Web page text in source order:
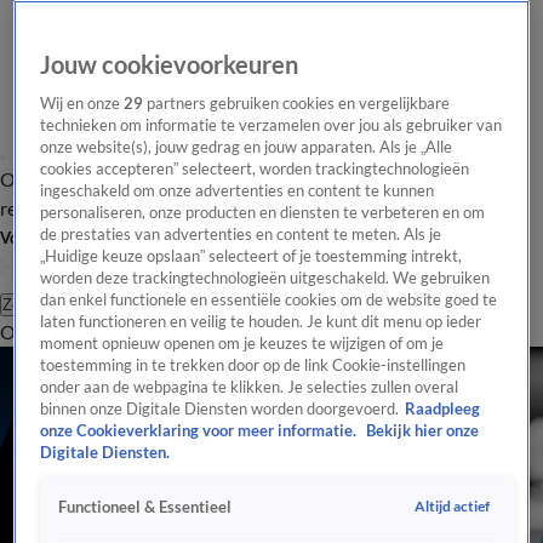
Overzicht Laatste nieuws Regionieuws Het beste van Hart
Tip de
redactie
Volg Hart van Nederland
Zoeken
OverzichtRegioUitzendingenWeerTip de redactiePanelVideo's
Jouw cookievoorkeuren
Wij en onze29 partners gebruiken cookies en vergelijkbare
technieken om informatie te verzamelen over jou als gebruiker van
onze website(s), jouw gedrag en jouw apparaten. Als je „Alle
cookies accepteren” selecteert, worden trackingtechnologieën
ingeschakeld om onze advertenties en content te kunnen
personaliseren, onze producten en diensten te verbeteren en om
de prestaties van advertenties en content te meten. Als je
„Huidige keuze opslaan” selecteert of je toestemming intrekt,
worden deze trackingtechnologieën uitgeschakeld. We gebruiken
dan enkel functionele en essentiële cookies om de website goed te
laten functioneren en veilig te houden. Je kunt dit menu op ieder
moment opnieuw openen om je keuzes te wijzigen of om je
toestemming in te trekken door op de link Cookie-instellingen
onder aan de webpagina te klikken. Je selecties zullen overal
binnen onze Digitale Diensten worden doorgevoerd. Raadpleeg
onze Cookieverklaring voor meer informatie.
Bekijk hier onze
Digitale Diensten.
Functioneel & Essentieel Altijd actief